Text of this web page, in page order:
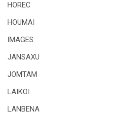
HOREC
HOUMAI
IMAGES
JANSAXU
JOMTAM
LAIKOI
LANBENA